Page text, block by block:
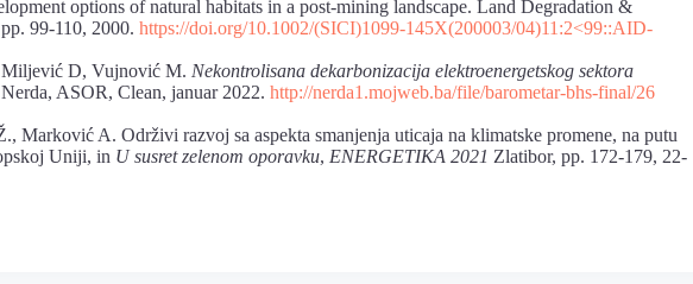
options of natural habitats in a post-mining landscape. Land Degradation &
99-110, 2000. https://doi.org/10.1002/(SICI)1099-145X(200003/04)11:2<99::AID-
D, Vujnović M. Nekontrolisana dekarbonizacija elektroenergetskog sektora
Nerda, ASOR, Clean, januar 2022. http://nerda1.mojweb.ba/file/barometar-bhs-final/26
Marković A. Održivi razvoj sa aspekta smanjenja uticaja na klimatske promene, na putu
Uniji, in U susret zelenom oporavku, ENERGETIKA 2021 Zlatibor, pp. 172-179, 22-